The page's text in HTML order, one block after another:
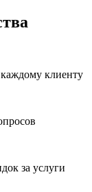
клиенту
за услуги